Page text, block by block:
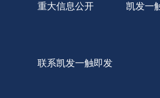
重大信息公开 凯发一
联系凯发一触即发